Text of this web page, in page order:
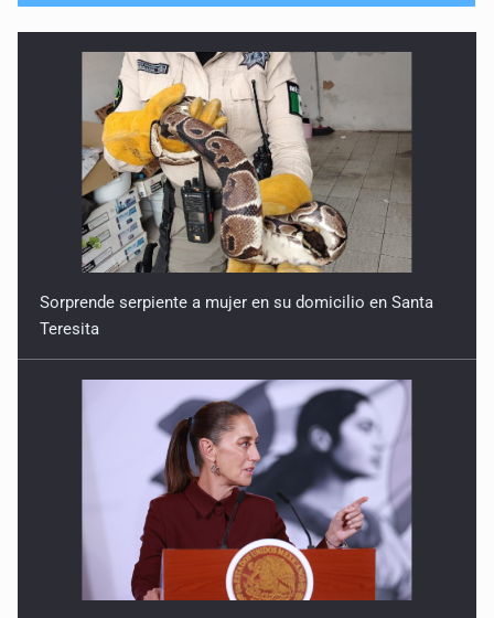
Sorprende serpiente a mujer en su domicilio en Santa
Teresita